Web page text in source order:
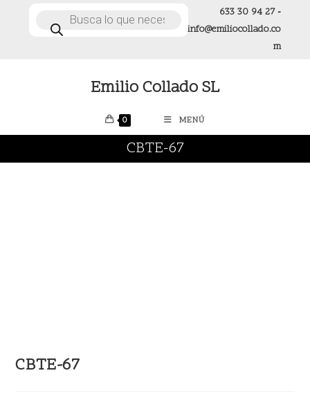
Búsqueda
productos
633 30 94 27-
info@emiliocollado.co
m
Emilio Collado SL
0 MENÚ
CBTE-67
CBTE-67